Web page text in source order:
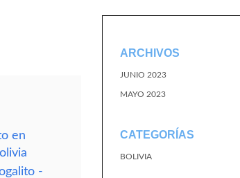
en
-
ARCHIVOS
JUNIO 2023
MAYO 2023
CATEGORÍAS
BOLIVIA